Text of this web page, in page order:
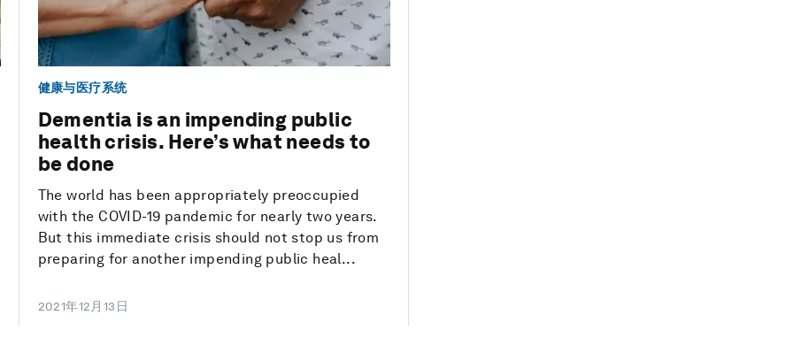
健康与医疗系统
Dementia is an impending public
health crisis. Here’s what needs to
be done
The world has been appropriately preoccupied
with the COVID-19 pandemic for nearly two years.
But this immediate crisis should not stop us from
preparing for another impending public heal...
2021年12月13日